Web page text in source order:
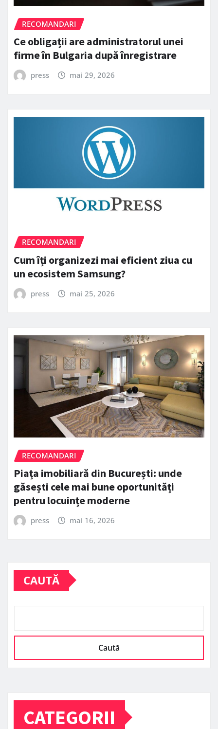
RECOMANDARI
Ce obligații are administratorul unei
firme în Bulgaria după înregistrare
press mai 29, 2026
RECOMANDARI
Cum îți organizezi mai eficient ziua cu
un ecosistem Samsung?
press mai 25, 2026
RECOMANDARI
Piața imobiliară din București: unde
găsești cele mai bune oportunități
pentru locuințe moderne
press mai 16, 2026
CAUTĂ
Caută
CATEGORII